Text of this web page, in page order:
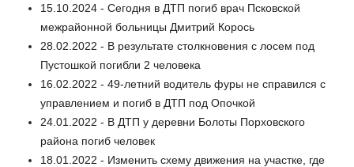
15.10.2024 - Сегодня в ДТП погиб врач Псковской
межрайонной больницы Дмитрий Корось
28.02.2022 - В результате столкновения с лосем под
Пустошкой погибли 2 человека
16.02.2022 - 49-летний водитель фуры не справился с
управлением и погиб в ДТП под Опочкой
24.01.2022 - В ДТП у деревни Болоты Порховского
района погиб человек
18.01.2022 - Изменить схему движения на участке, где